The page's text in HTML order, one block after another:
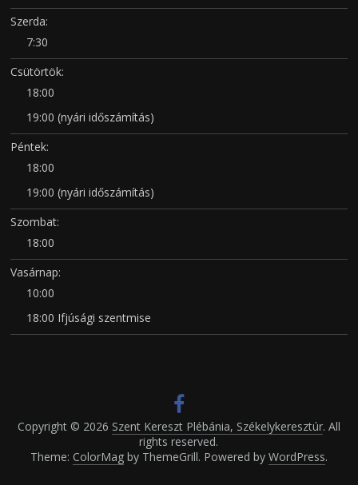
Szerda:
7:30
Csütörtök:
18:00
19:00 (nyári időszámítás)
Péntek:
18:00
19:00 (nyári időszámítás)
Szombat:
18:00
Vasárnap:
10:00
18:00 Ifjúsági szentmise
Copyright © 2026 Szent Kereszt Plébánia, Székelykeresztúr. All
rights reserved.
Theme: ColorMagby ThemeGrill. Powered by WordPress.